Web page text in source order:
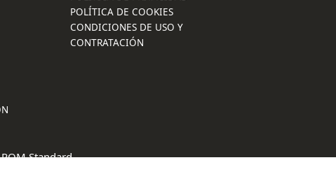
POLÍTICA DE COOKIES
CONDICIONES DE USO Y
CONTRATACIÓN
POM Standard.